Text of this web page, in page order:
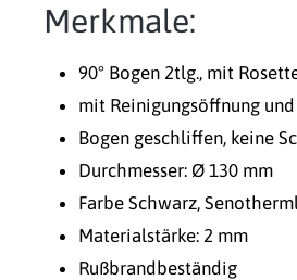
Merkmale:
90° Bogen 2tlg., mit
mit Reinigungsöffnung
Bogen geschliffen, keine
Durchmesser: Ø 130 mm
Farbe Schwarz,
Materialstärke: 2 mm
Rußbrandbeständig